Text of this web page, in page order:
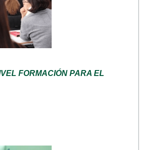
FORMACIÓN PARA EL